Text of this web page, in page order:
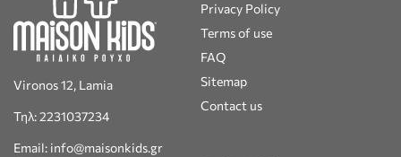
Vironos 12, Lamia
Τηλ: 2231037234
Email: info@maisonkids.gr
Privacy Policy
Terms of use
FAQ
Sitemap
Contact us